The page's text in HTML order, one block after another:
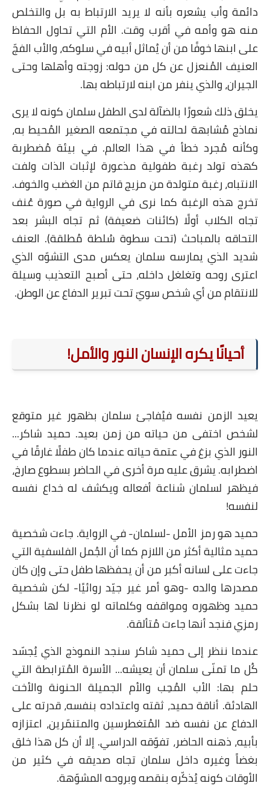
وأب يشعره بأنه لا يريد الارتباط به بل والتخلص
هو وأمه في أقرب وقت. الأم التي تحاول الحفاظ
ابنها خوفًا من أن يُماثل أبيه في سلوكه، والأب الفجّ
المُنعزل عن كل من حوله: زوجته وأهلها وحتى
والذي ينفر من ابنه لارتباطه بها.
ذلك شعورًا بالضآلة لدى الطفل سلمان كونه لا يرى
مُشابهة لحالته في مجتمعه الصغير المُحيط به،
مُجرد خطأ في هذا العالم. في بيئة مُضطربة
تولد رغبة طفولية مذعورة لإثبات الذات ولفت
رغبة متولدة من مزيج قاتم من الغضب والخوف.
هذه الرغبة كما نرى في الرواية في صورة عُنف
الكلاب أولًا (كائنات ضعيفة) ثم تجاه البشر بعد
بالمباحث (تحت سطوة سُلطة مُطلقة). العنف
الذي يمارسه سلمان يعكس مدى التشوّه الذي
روحه وتغلغل داخله، حتى أصبح التعذيب وسيلة
من أي شخص سويّ تحت تبرير الدفاع عن الوطن.
أحيانًا يكره الإنسان النور والأمل!
الزمن نفسه فيُفاجئ سلمان بظهور غير متوقع
اختفى من حياته من زمن بعيد. حميد شاكر...
الذي بزغ في عتمة حياته عندما كان طفلًا غارقًا في
يشرق عليه مرة أخرى في الحاضر بسطوع صارخ،
لسلمان شناعة أفعاله ويكشف له خداع نفسه
هو رمز الأمل -لسلمان- في الرواية. جاءت شخصية
مثالية أكثر من اللازم كما أن الجُمل الفلسفية التي
على لسانه أكبر من أن يحفظها طفل حتى وإن كان
والده -وهو أمر غير جيّد روائيًا- لكن شخصية
وظهوره ومواقفه وكلماته لو نظرنا لها بشكل
فنجد أنها جاءت مُتألقة.
ننظر إلى حميد شاكر سنجد النموذج الذي يُجسّد
ما تمنّى سلمان أن يعيشه... الأسرة المُترابطة التي
بها: الأب المُحِب والأم الجميلة الحنونة والأخت
أناقة حميد، ثقته واعتداده بنفسه، قدرته على
عن نفسه ضد المُتغطرسين والمتنمّرين، اعتزازه
ذهنه الحاضر، تفوّقه الدراسي. إلا أن كل هذا خلق
وغيره داخل سلمان تجاه صديقه في كثير من
كونه يُذكّره بنقصه وبروحه المشوّهة.